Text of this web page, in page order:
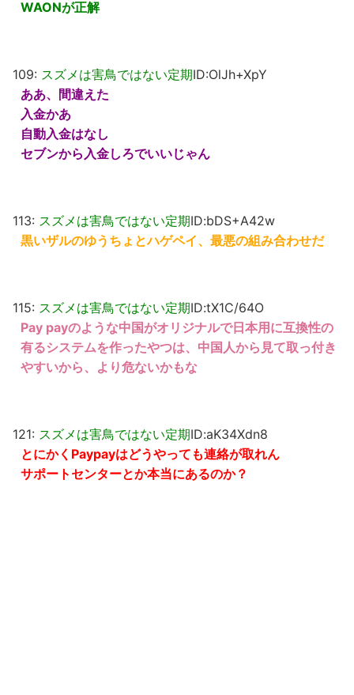
WAONが正解
109: スズメは害鳥ではない定期ID:OlJh+XpY
ああ、間違えた
入金かあ
自動入金はなし
セブンから入金しろでいいじゃん
113: スズメは害鳥ではない定期ID:bDS+A42w
黒いザルのゆうちょとハゲペイ、最悪の組み合わせだ
115: スズメは害鳥ではない定期ID:tX1C/64O
Pay payのような中国がオリジナルで日本用に互換性の
有るシステムを作ったやつは、中国人から見て取っ付き
やすいから、より危ないかもな
121: スズメは害鳥ではない定期ID:aK34Xdn8
とにかくPaypayはどうやっても連絡が取れん
サポートセンターとか本当にあるのか？